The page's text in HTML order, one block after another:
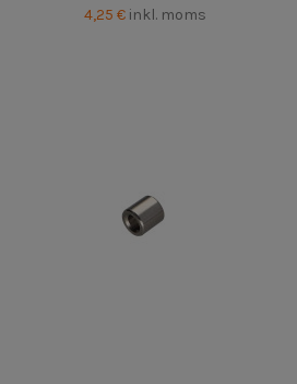
4,25 € inkl. moms